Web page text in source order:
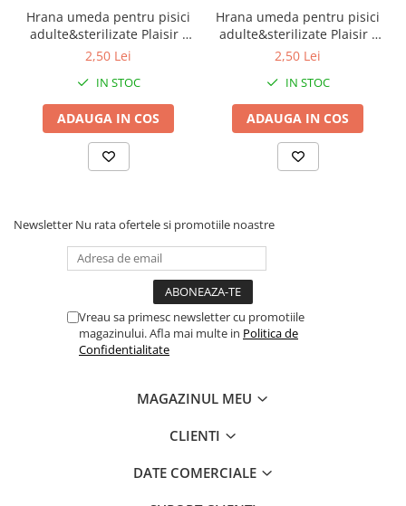
Hrana umeda pentru pisici
adulte&sterilizate Plaisir -
vita&curcan 100g
2,50 Lei
IN STOC
ADAUGA IN COS
Hrana umeda pentru pisici
adulte&sterilizate Plaisir -
pui&ficat 100g
2,50 Lei
IN STOC
ADAUGA IN COS
Newsletter Nu rata ofertele si promotiile noastre
Vreau sa primesc newsletter cu promotiile
magazinului. Afla mai multe in Politica de
Confidentialitate
MAGAZINUL MEU
CLIENTI
DATE COMERCIALE